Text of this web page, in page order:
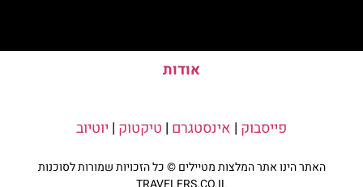
אודות
פייסבוק | אינסטגרם | טיקטוק | יוטיוב
האתר הינו אתר המלצות מטיילים © כל הזכויות שמורות לסוכנות